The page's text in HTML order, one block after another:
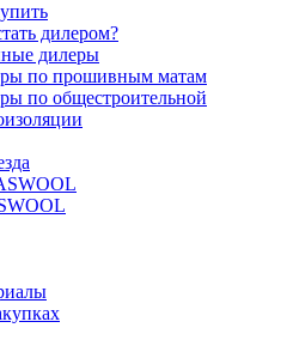
дилером?
дилеры
по прошивным матам
по общестроительной